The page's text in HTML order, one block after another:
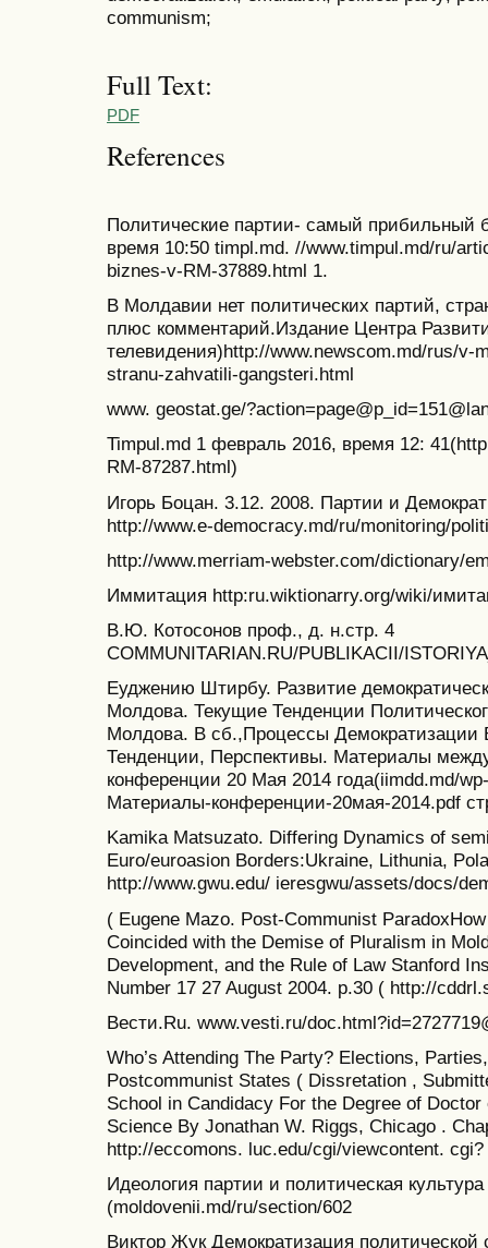
communism;
Full Text:
PDF
References
Политические партии- самый прибильный
время 10:50 timpl.md. //www.timpul.md/ru/
biznes-v-RM-37889.html 1.
В Молдавии нет политических партий,
плюс комментарий.Издание Центра
телевидения)http://www.newscom.md/rus/v-
stranu-zahvatili-gangsteri.html
www. geostat.ge/
Timpul.md 1 февраль 2016, время 12:
RM-87287.html)
Игорь Боцан. 3.12. 2008. Партии и
http://www.e-democracy.md/ru/monitoring/
http://www.merriam-webster.com/dictionary/
Иммитация http:ru.wiktionarry.org/wiki/
В.Ю. Котосонов проф., д. н.стр. 4
COMMUNITARIAN.RU/PUBLIKACII/
Еуджению Штирбу. Развитие
Молдова. Текущие Тенденции
Молдова. В сб.,Процессы Демократизации
Тенденции, Перспективы. Материалы
конференции 20 Мая 2014 года(iimdd.md/
Материалы-конференции-20мая-2014.pdf
Kamika Matsuzato. Differing Dynamics of
Euro/euroasion Borders:Ukraine, Lithunia,
http://www.gwu.edu/ ieresgwu/assets/docs/
( Eugene Mazo. Post-Communist
Coincided with the Demise of Pluralism in
Development, and the Rule of Law Stanford
Number 17 27 August 2004. p.30 ( http://
Вести.Ru. www.vesti.ru/
Who’s Attending The Party? Elections,
Postcommunist States ( Dissretation ,
School in Candidacy For the Degree of
Science By Jonathan W. Riggs, Chicago .
http://eccomons. luc.edu/cgi/viewcontent.
Идеология партии и политическая
(moldovenii.md/ru/section/602
Виктор Жук Демократизация